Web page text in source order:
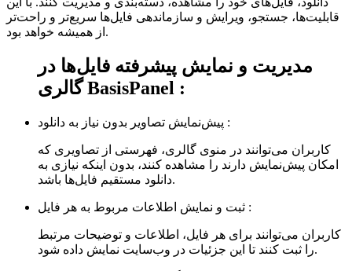
قابلیت‌ها، جستجو، ویرایش و سازماندهی فایل‌ها سریع‌تر و راحت‌تر
از همیشه خواهد بود.
مدیریت و نمایش پیشرفته فایل‌ها در
گالری BasisPanel :
پیش‌نمایش تصاویر بدون نیاز به دانلود :
کاربران می‌توانند در منوی گالری، فهرستی از تصاویری که
امکان پیش‌نمایش دارند را مشاهده کنند، بدون اینکه نیازی به
دانلود مستقیم فایل‌ها باشد.
ثبت و نمایش اطلاعات مربوط به هر فایل :
کاربران می‌توانند برای هر فایل، اطلاعات و توضیحات مرتبط
را ثبت کنند تا این جزئیات در وب‌سایت نمایش داده شود.